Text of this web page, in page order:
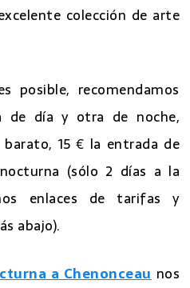
colección de arte
posible, recomendamos
de día y otra de noche,
15 € la entrada de
(sólo 2 días a la
enlaces de tarifas y
abajo).
a Chenonceaunos